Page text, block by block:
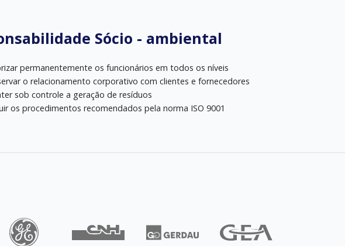
Sócio - ambiental
permanentemente os funcionários em todos os níveis
o relacionamento corporativo com clientes e fornecedores
sob controle a geração de resíduos
os procedimentos recomendados pela norma ISO 9001